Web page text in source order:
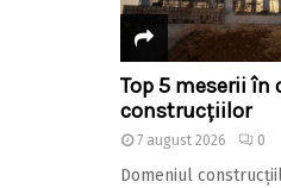
Top 5 meserii în
construcțiilor
7 august 2026 0
Domeniul